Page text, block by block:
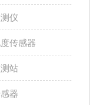
仪
传感器
站
器